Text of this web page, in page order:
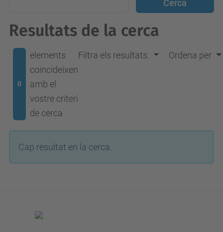
Resultats de la cerca
0
elements
coincideixen
amb el
vostre criteri
de cerca
Filtra els resultats. Ordena per
Cap resultat en la cerca.